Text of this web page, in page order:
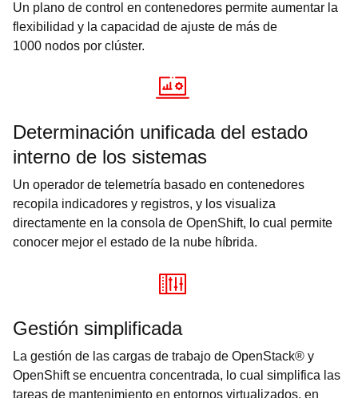
Un plano de control en contenedores permite aumentar la
flexibilidad y la capacidad de ajuste de más de
1000 nodos por clúster.
Determinación unificada del estado
interno de los sistemas
Un operador de telemetría basado en contenedores
recopila indicadores y registros, y los visualiza
directamente en la consola de OpenShift, lo cual permite
conocer mejor el estado de la nube híbrida.
Gestión simplificada
La gestión de las cargas de trabajo de OpenStack® y
OpenShift se encuentra concentrada, lo cual simplifica las
tareas de mantenimiento en entornos virtualizados, en